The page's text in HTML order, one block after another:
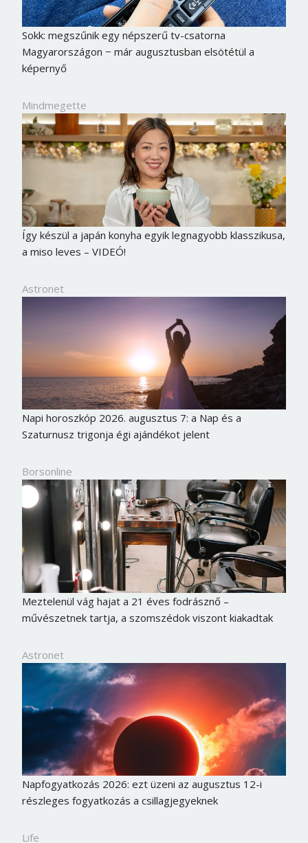
Sokk: megszűnik egy népszerű tv-csatorna
Magyarországon − már augusztusban elsötétül a
képernyő
Mindmegette
Így készül a japán konyha egyik legnagyobb klasszikusa,
a miso leves – VIDEÓ!
Astronet
Napi horoszkóp 2026. augusztus 7: a Nap és a
Szaturnusz trigonja égi ajándékot jelent
Borsonline
Meztelenül vág hajat a 21 éves fodrásznő –
művészetnek tartja, a szomszédok viszont kiakadtak
Astronet
Napfogyatkozás 2026: ezt üzeni az augusztus 12-i
részleges fogyatkozás a csillagjegyeknek
Life